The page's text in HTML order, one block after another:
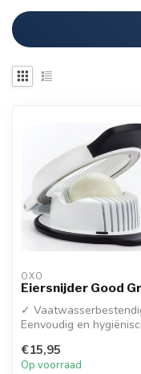
OXO
Eiersnijder Good
✓
Eenvoudig en
✓ Vlijmscherpe RVS ...
€15,95
Op voorraad